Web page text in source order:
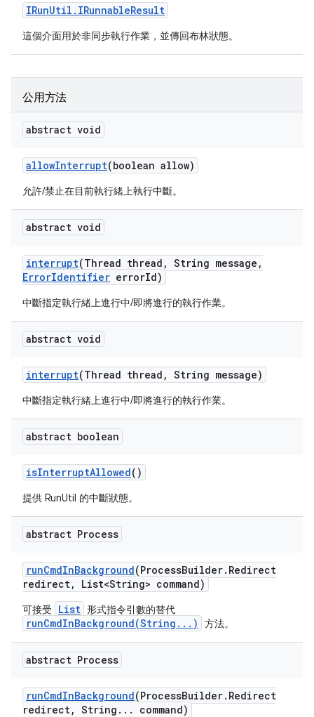
IRunUtil . IRunnableResult
這個介面用於非同步執行作業，並傳回布林狀態。
公用方法
abstract void
allowInterrupt(boolean allow)
允許/禁止在目前執行緒上執行中斷。
abstract void
interrupt(Thread thread , String message ,
ErrorIdentifier errorId)
中斷指定執行緒上進行中/即將進行的執行作業。
abstract void
interrupt(Thread thread , String message)
中斷指定執行緒上進行中/即將進行的執行作業。
abstract boolean
isInterruptAllowed()
提供 RunUtil 的中斷狀態。
abstract Process
runCmdInBackground(ProcessBuilder. Redirect
redirect, List<String> command)
可接受 List 形式指令引數的替代
runCmdInBackground(String...) 方法。
abstract Process
runCmdInBackground(ProcessBuilder. Redirect
redirect, String . . . command)